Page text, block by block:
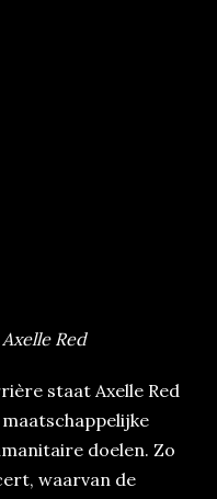
Red
staat Axelle Red
doelen. Zo
waarvan de